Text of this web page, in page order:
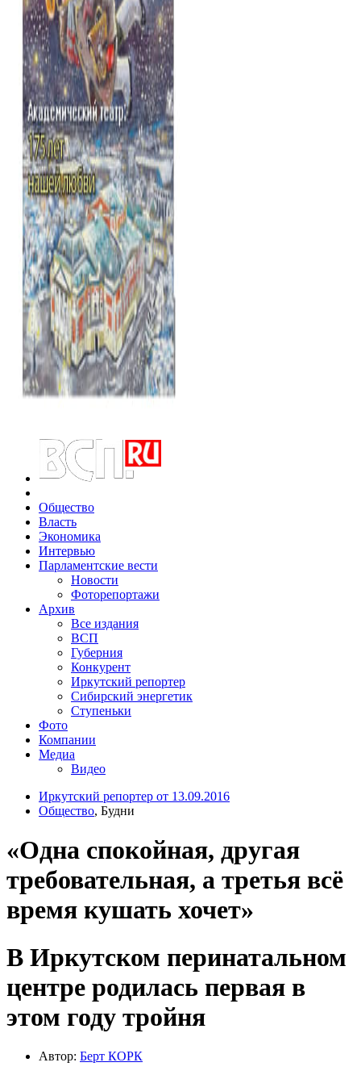
Общество
Власть
Экономика
Интервью
Парламентские вести
Новости
Фоторепортажи
Архив
Все издания
ВСП
Губерния
Конкурент
Иркутский репортер
Сибирский энергетик
Ступеньки
Фото
Компании
Медиа
Видео
Иркутский репортер от 13.09.2016
Общество, Будни
«Одна спокойная, другая
требовательная, а третья всё
время кушать хочет»
В Иркутском перинатальном
центре родилась первая в
этом году тройня
Автор: Берт КОРК